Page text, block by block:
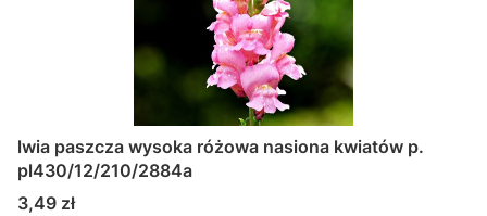
lwia paszcza wysoka różowa nasiona kwiatów p.
pl430/12/210/2884a
Cena
3,49 zł